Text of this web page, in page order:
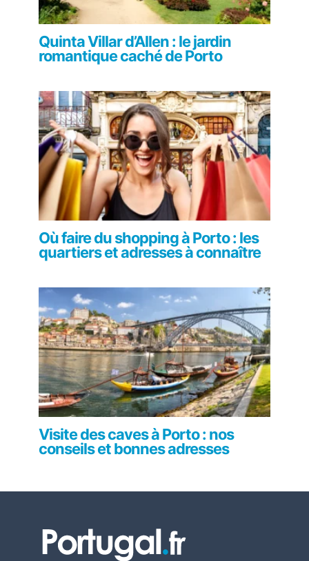
Quinta Villar d’Allen : le jardin
romantique caché de Porto
Où faire du shopping à Porto : les
quartiers et adresses à connaître
Visite des caves à Porto : nos
conseils et bonnes adresses